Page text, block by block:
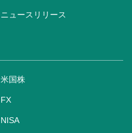
ニュースリリース
米国株
FX
NISA